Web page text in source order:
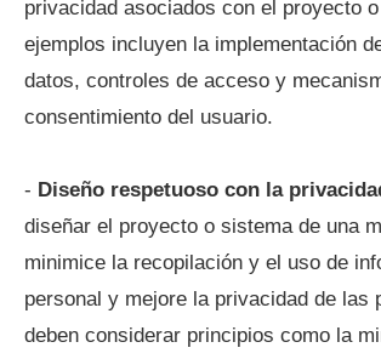
privacidad asociados con el proyecto
ejemplos incluyen la implementación
datos, controles de acceso y
consentimiento del usuario.
- Diseño respetuoso con la
diseñar el proyecto o sistema de una
minimice la recopilación y el uso de
personal y mejore la privacidad de las
deben considerar principios como la